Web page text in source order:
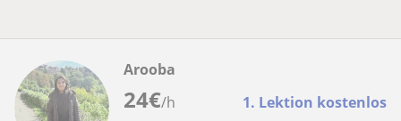
24€/h 1. Lektion kostenlos
Arooba